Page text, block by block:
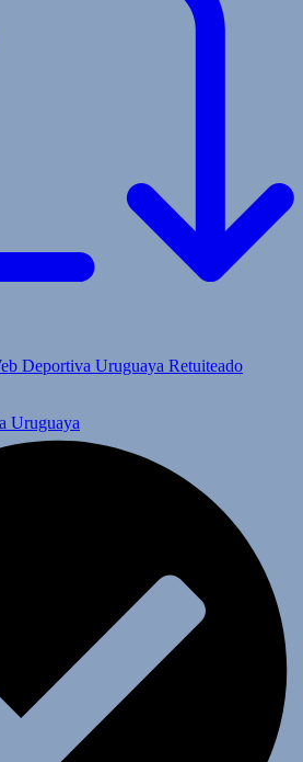
Deportiva Uruguaya Retuiteado
Uruguaya